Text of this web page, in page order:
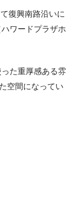
復興南路沿いに
ワードプラザホ
た重厚感ある雰
空間になってい